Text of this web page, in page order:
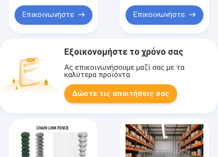
Επικοινωνήστε Επικοινωνήστε
Εξοικονομήστε το χρόνο σας
Ας επικοινωνήσουμε μαζί σας με τα
καλύτερα προϊόντα.
Δώστε τις απαιτήσεις σας